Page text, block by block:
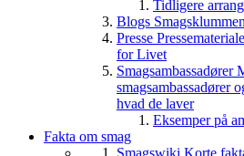
Tidligere
Blogs
Presse
for Livet
Smagsambassadører
smagsambassadører
hvad de laver
Eksemper på
Fakta om smag
Smagswiki Korte